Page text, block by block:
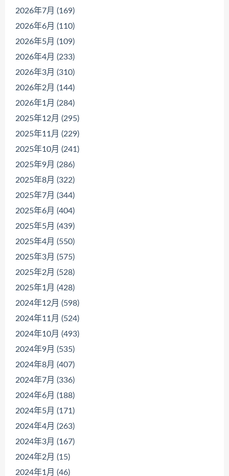
2026年7月 (169)
2026年6月 (110)
2026年5月 (109)
2026年4月 (233)
2026年3月 (310)
2026年2月 (144)
2026年1月 (284)
2025年12月 (295)
2025年11月 (229)
2025年10月 (241)
2025年9月 (286)
2025年8月 (322)
2025年7月 (344)
2025年6月 (404)
2025年5月 (439)
2025年4月 (550)
2025年3月 (575)
2025年2月 (528)
2025年1月 (428)
2024年12月 (598)
2024年11月 (524)
2024年10月 (493)
2024年9月 (535)
2024年8月 (407)
2024年7月 (336)
2024年6月 (188)
2024年5月 (171)
2024年4月 (263)
2024年3月 (167)
2024年2月 (15)
2024年1月 (46)